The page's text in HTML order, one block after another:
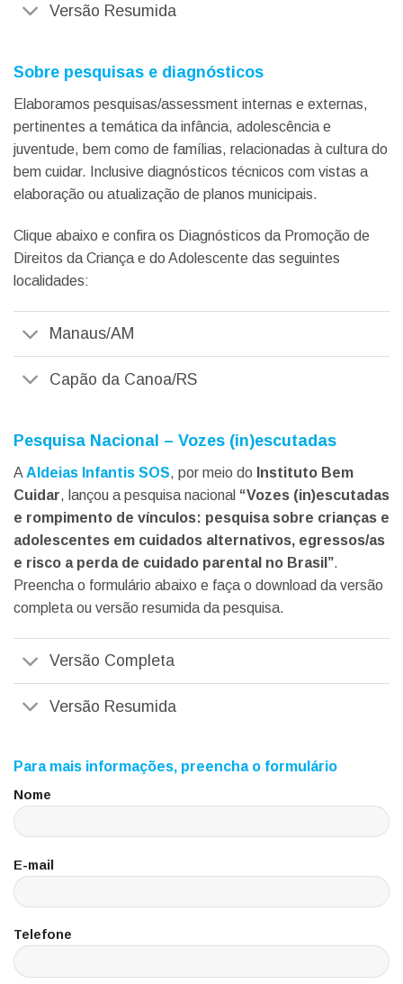
Versão Resumida
Sobre pesquisas e diagnósticos
Elaboramos pesquisas/assessment internas e externas,
pertinentes a temática da infância, adolescência e
juventude, bem como de famílias, relacionadas à cultura do
bem cuidar. Inclusive diagnósticos técnicos com vistas a
elaboração ou atualização de planos municipais.
Clique abaixo e confira os Diagnósticos da Promoção de
Direitos da Criança e do Adolescente das seguintes
localidades:
Manaus/AM
Capão da Canoa/RS
Pesquisa Nacional – Vozes (in)escutadas
A Aldeias Infantis SOS, por meio do Instituto Bem
Cuidar, lançou a pesquisa nacional “Vozes (in)escutadas
e rompimento de vínculos: pesquisa sobre crianças e
adolescentes em cuidados alternativos, egressos/as
e risco a perda de cuidado parental no Brasil”.
Preencha o formulário abaixo e faça o download da versão
completa ou versão resumida da pesquisa.
Versão Completa
Versão Resumida
Para mais informações, preencha o formulário
Nome
E-mail
Telefone